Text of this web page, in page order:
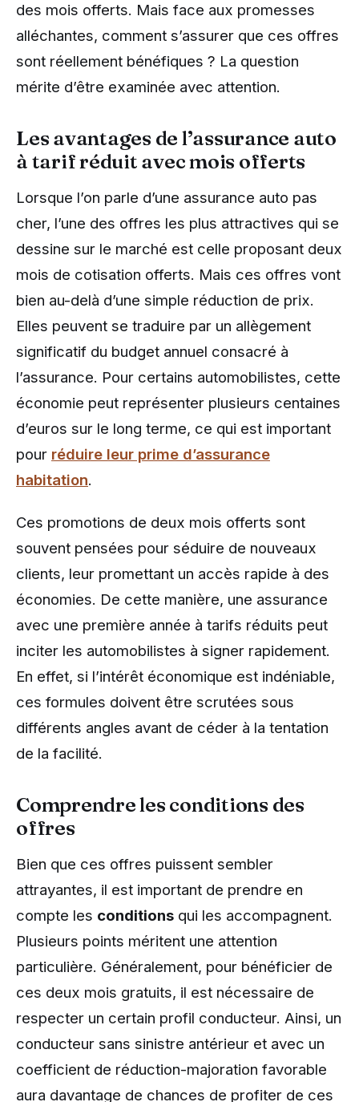
des mois offerts. Mais face aux promesses
alléchantes, comment s’assurer que ces offres
sont réellement bénéfiques ? La question
mérite d’être examinée avec attention.
Les avantages de l’assurance auto
à tarif réduit avec mois offerts
Lorsque l’on parle d’une assurance auto pas
cher, l’une des offres les plus attractives qui se
dessine sur le marché est celle proposant deux
mois de cotisation offerts. Mais ces offres vont
bien au-delà d’une simple réduction de prix.
Elles peuvent se traduire par un allègement
significatif du budget annuel consacré à
l’assurance. Pour certains automobilistes, cette
économie peut représenter plusieurs centaines
d’euros sur le long terme, ce qui est important
pour réduire leur prime d’assurance
habitation.
Ces promotions de deux mois offerts sont
souvent pensées pour séduire de nouveaux
clients, leur promettant un accès rapide à des
économies. De cette manière, une assurance
avec une première année à tarifs réduits peut
inciter les automobilistes à signer rapidement.
En effet, si l’intérêt économique est indéniable,
ces formules doivent être scrutées sous
différents angles avant de céder à la tentation
de la facilité.
Comprendre les conditions des
offres
Bien que ces offres puissent sembler
attrayantes, il est important de prendre en
compte les conditions qui les accompagnent.
Plusieurs points méritent une attention
particulière. Généralement, pour bénéficier de
ces deux mois gratuits, il est nécessaire de
respecter un certain profil conducteur. Ainsi, un
conducteur sans sinistre antérieur et avec un
coefficient de réduction-majoration favorable
aura davantage de chances de profiter de ces